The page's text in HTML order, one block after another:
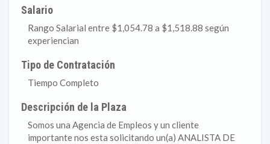
Salario
Rango Salarial entre $1,054.78 a $1,518.88 según
experiencian
Tipo de Contratación
Tiempo Completo
Descripción de la Plaza
Somos una Agencia de Empleos y un cliente
importante nos esta solicitando un(a) ANALISTA DE